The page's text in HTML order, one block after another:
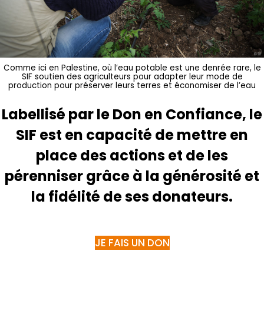
Comme ici en Palestine, où l’eau potable est une denrée rare, le
SIF soutien des agriculteurs pour adapter leur mode de
production pour préserver leurs terres et économiser de l’eau
Labellisé par le Don en Confiance, le
SIF est en capacité de mettre en
place des actions et de les
pérenniser grâce à la générosité et
la fidélité de ses donateurs.
JE FAIS UN DON